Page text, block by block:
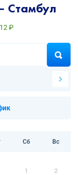
Стамбул
₽
Сб Вс
1 2